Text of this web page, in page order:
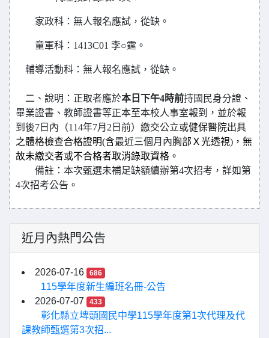
家政科 ：無人報名應試，從缺。
童軍科 ：1413C01 李○霆。
輔導活動科 ：無人報名應試，從缺。
二、說明：正取者應於本日下午4時前持國民身分證、
畢業證書 、 教師證書等正本至本校人事室報到，並於報
到後7日內（114年7月2日前）繳交公立或健保醫院出具
之體格檢查合格證明(含最近三個月內胸部Ｘ光透視) ，無
故未繳交者或不合格者取消錄取資格。
備註：本次甄選未補足缺額續辦第4次招考，詳如第
4次招考公告。
近月內熱門公告
2026-07-16 686
115學年度新生編班名冊-公告
2026-07-07
433
彰化縣立埤頭國民中學115學年度第1次代理及代
課教師甄選第3次招...